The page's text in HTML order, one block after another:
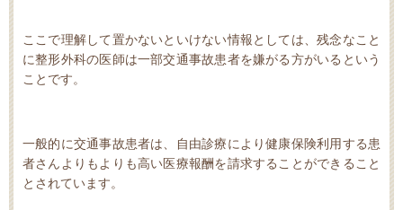
ここで理解して置かないといけない情報としては、残念なこと
に整形外科の医師は一部交通事故患者を嫌がる方がいるという
ことです。
一般的に交通事故患者は、自由診療により健康保険利用する患
者さんよりもよりも高い医療報酬を請求することができること
とされています。